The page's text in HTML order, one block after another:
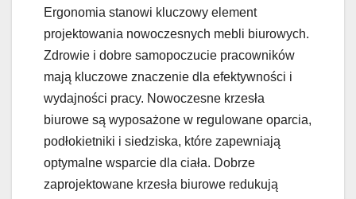
Ergonomia stanowi kluczowy element
projektowania nowoczesnych mebli biurowych.
Zdrowie i dobre samopoczucie pracowników
mają kluczowe znaczenie dla efektywności i
wydajności pracy. Nowoczesne krzesła
biurowe są wyposażone w regulowane oparcia,
podłokietniki i siedziska, które zapewniają
optymalne wsparcie dla ciała. Dobrze
zaprojektowane krzesła biurowe redukują